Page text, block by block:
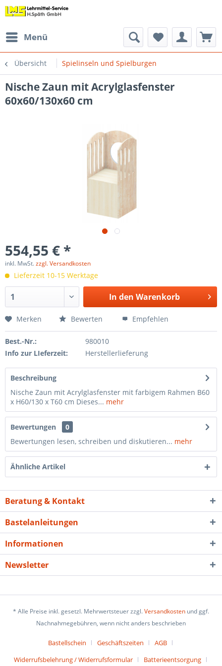
Menü
Übersicht Spielinseln und Spielburgen
Nische Zaun mit Acrylglasfenster
60x60/130x60 cm
554,55 € *
inkl. MwSt.zzgl. Versandkosten
Lieferzeit 10-15 Werktage
In den Warenkorb
Merken Bewerten Empfehlen
Best.-Nr.:
980010
Info zur LIeferzeit:
Herstellerlieferung
Beschreibung
Nische Zaun mit Acrylglasfenster mit farbigem Rahmen B60
x H60/130 x T60 cm Dieses... mehr
Bewertungen
0
Bewertungen lesen, schreiben und diskutieren... mehr
Ähnliche Artikel
Beratung & Kontakt
Bastelanleitungen
Informationen
Newsletter
* Alle Preise inkl. gesetzl. Mehrwertsteuer zzgl.Versandkosten und ggf.
Nachnahmegebühren, wenn nicht anders beschrieben
Bastellschein Geschäftszeiten
AGB
Widerrufsbelehrung / Widerrufsformular
Batterieentsorgung